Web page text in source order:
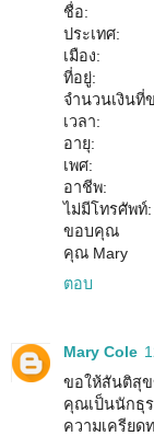
ชื่อ:
ประเทศ:
เมือง:
ที่อยู่:
จำนวนเงินที่
เวลา:
อายุ:
เพศ:
อาชีพ:
ไม่มีโทรศัพท์:
ขอบคุณ
คุณ Mary
ตอบ
Mary Cole
ขอให้สันติสุ
คุณเป็นนักธุ
ความเครียด